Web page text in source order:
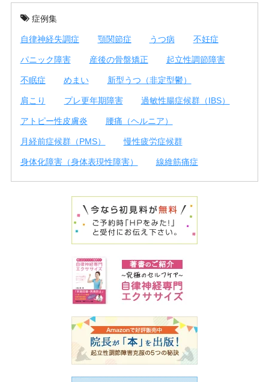
症例集
自律神経失調症 顎関節症 うつ病 不妊症
パニック障害 産後の骨盤矯正 起立性調節障害
不眠症 めまい 新型うつ（非定型鬱）
肩こり プレ更年期障害 過敏性腸症候群（IBS）
アトピー性皮膚炎 腰痛（ヘルニア）
月経前症候群（PMS） 慢性疲労症候群
身体化障害（身体表現性障害） 線維筋痛症